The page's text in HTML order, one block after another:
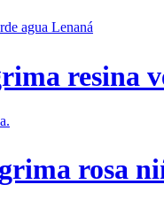
resina
rosa